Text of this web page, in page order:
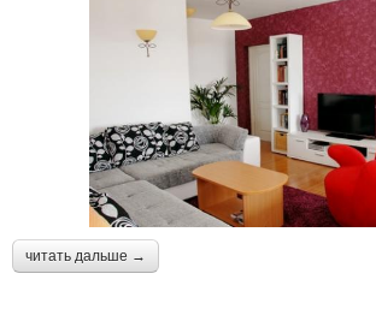
читать дальше →